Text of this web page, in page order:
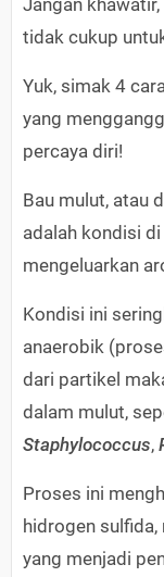
Jangan
tidak cukup
Yuk, simak 4
yang
percaya diri!
Bau mulut, atau
adalah kondisi
mengeluarkan
Kondisi ini
anaerobik
dari partikel
dalam mulut,
Staphylococcus,
Proses ini
hidrogen
yang menjadi